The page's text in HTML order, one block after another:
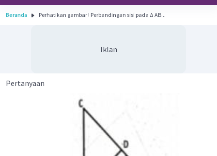
Beranda Perhatikan gambar ! Perbandingan sisi pada Δ AB...
Iklan
Pertanyaan